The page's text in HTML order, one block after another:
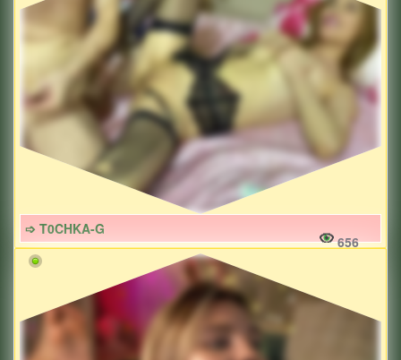
➩ T0CHKA-G
656